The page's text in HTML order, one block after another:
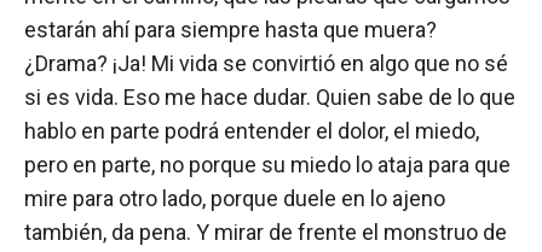
estarán ahí para siempre hasta que muera?
¿Drama? ¡Ja! Mi vida se convirtió en algo que no sé
si es vida. Eso me hace dudar. Quien sabe de lo que
hablo en parte podrá entender el dolor, el miedo,
pero en parte, no porque su miedo lo ataja para que
mire para otro lado, porque duele en lo ajeno
también, da pena. Y mirar de frente el monstruo de